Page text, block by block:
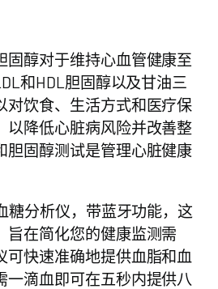
固醇对于维持心血管健康至
和HDL胆固醇以及甘油三
对饮食、生活方式和医疗保
以降低心脏病风险并改善整
胆固醇测试是管理心脏健康
糖分析仪，带蓝牙功能，这
旨在简化您的健康监测需
可快速准确地提供血脂和血
一滴血即可在五秒内提供八